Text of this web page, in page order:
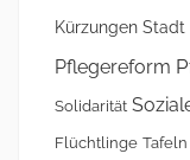
Kürzungen Stadt
Pflegereform
Solidarität
Flüchtlinge Tafeln